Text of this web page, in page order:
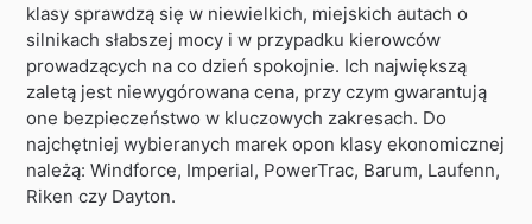
klasy sprawdzą się w niewielkich, miejskich autach o
silnikach słabszej mocy i w przypadku kierowców
prowadzących na co dzień spokojnie. Ich największą
zaletą jest niewygórowana cena, przy czym gwarantują
one bezpieczeństwo w kluczowych zakresach. Do
najchętniej wybieranych marek opon klasy ekonomicznej
należą: Windforce, Imperial, PowerTrac, Barum, Laufenn,
Riken czy Dayton.